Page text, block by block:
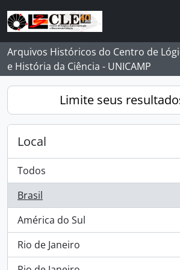
Skip to main content
Arquivos Históricos do Centro de
e História da Ciência - UNICAMP
Limite seus
Local
Todos
Brasil
, 3 resultados
América do Sul
, 3 resultados
Rio de Janeiro
, 2 resultados